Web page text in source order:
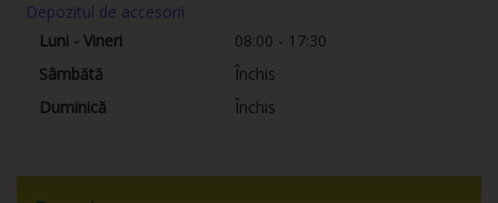
Depozitul de accesorii
Luni - Vineri
08:00 - 17:30
Sâmbătă
Închis
Duminică
Închis